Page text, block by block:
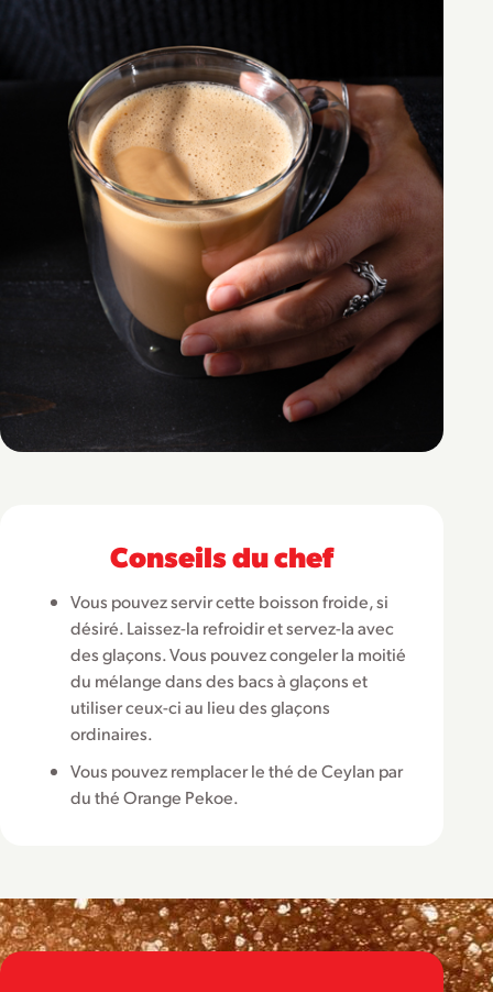
Conseils du chef
Vous pouvez servir cette boisson froide, si
désiré. Laissez-la refroidir et servez-la avec
des glaçons. Vous pouvez congeler la moitié
du mélange dans des bacs à glaçons et
utiliser ceux-ci au lieu des glaçons
ordinaires.
Vous pouvez remplacer le thé de Ceylan par
du thé Orange Pekoe.